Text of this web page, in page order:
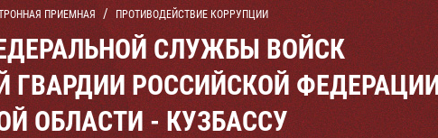
ПРИЕМНАЯ ПРОТИВОДЕЙСТВИЕ КОРРУПЦИИ
СЛУЖБЫ ВОЙСК
ГВАРДИИ РОССИЙСКОЙ
ОБЛАСТИ - КУЗБАССУ